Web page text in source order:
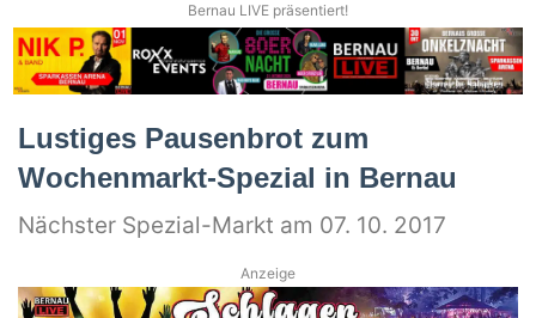
Bernau LIVE präsentiert!
Lustiges Pausenbrot zum
Wochenmarkt-Spezial in Bernau
Nächster Spezial-Markt am 07. 10. 2017
Anzeige